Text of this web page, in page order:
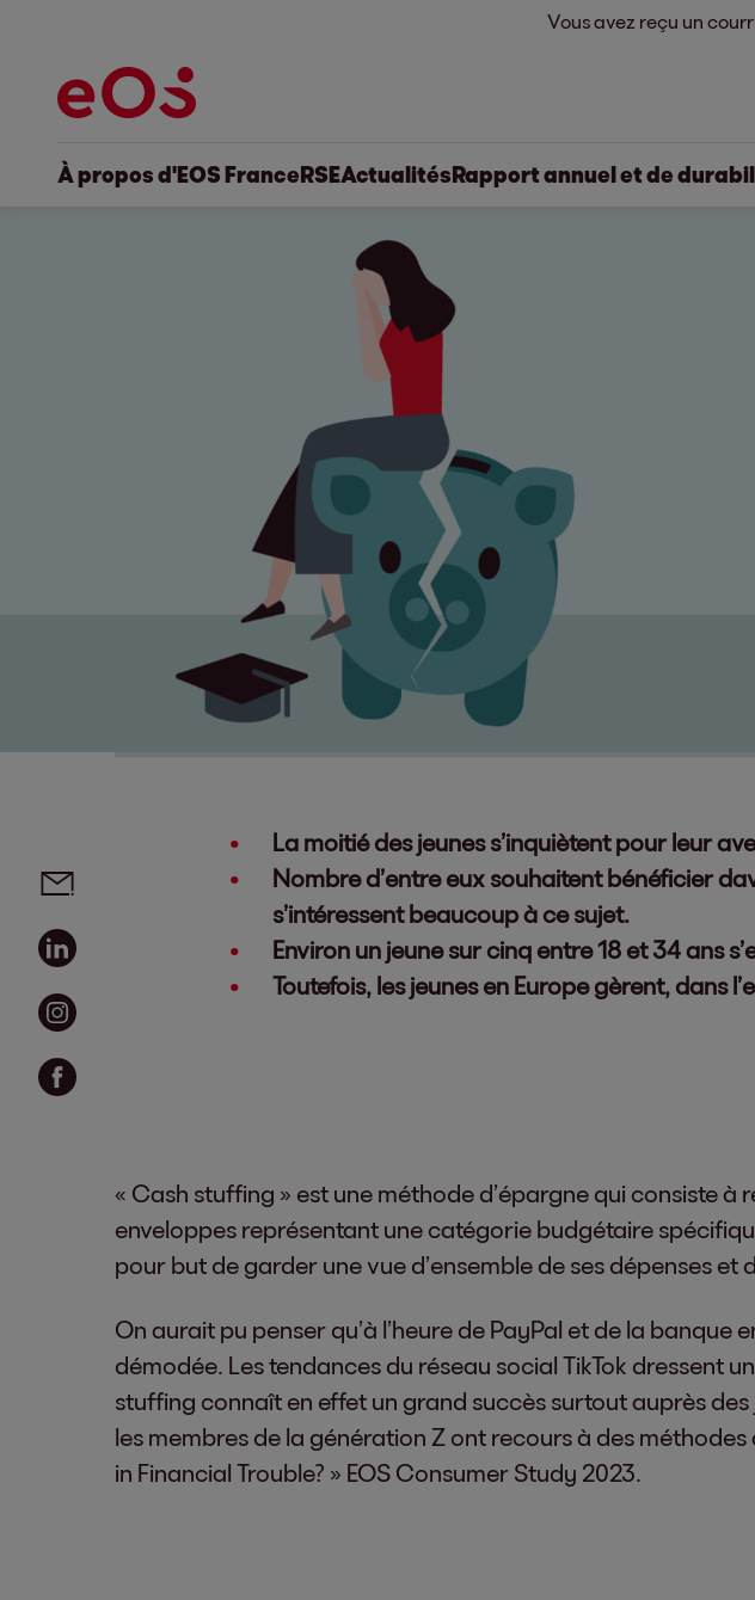
Vous avez reçu un
À propos d'EOS FranceRSEActualitésRapport annuel et de
La moitié des jeunes s’inquiètent pour leur
Nombre d’entre eux souhaitent bénéficier
s’intéressent beaucoup à ce sujet.
Environ un jeune sur cinq entre 18 et 34 ans
Toutefois, les jeunes en Europe gèrent, dans
« Cash stuffing » est une méthode d’épargne qui consiste
enveloppes représentant une catégorie budgétaire
pour but de garder une vue d’ensemble de ses dépenses
On aurait pu penser qu’à l’heure de PayPal et de la
démodée. Les tendances du réseau social TikTok dressent
stuffing connaît en effet un grand succès surtout auprès
les membres de la génération Z ont recours à des
in Financial Trouble? » EOS Consumer Study 2023.
Social media links - share article